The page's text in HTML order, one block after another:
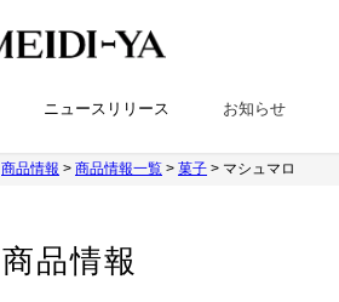
ニュースリリース お知らせ
商品情報 > 商品情報一覧 > 菓子 > マシュマロ
商品情報